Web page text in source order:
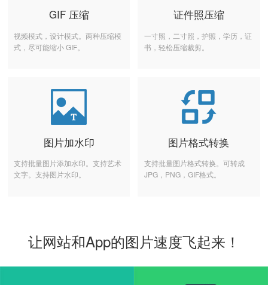
GIF 压缩
视频模式，设计模式。两种压缩模
式，尽可能缩小 GIF。
证件照压缩
一寸照，二寸照，护照，学历，证
书，轻松压缩裁剪。
图片加水印
支持批量图片添加水印。支持艺术
文字。支持图片水印。
图片格式转换
支持批量图片格式转换。可转成
JPG，PNG，GIF格式。
让网站和App的图片速度飞起来！